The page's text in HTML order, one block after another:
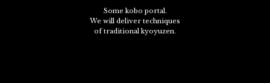
Some kobo portal.
We will deliver techniques
of traditional kyoyuzen.